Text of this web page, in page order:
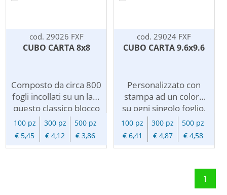
cod. 29026 FXF
CUBO CARTA 8x8
Composto da circa 800
fogli incollati su un lato
questo classico blocco
appunti. Carta bianca
usomano da gr.80 con
fogli incollati su un
100 pz 300 pz
500 pz
€ 5,45
€ 4,12 € 3,86
cod. 29024 FXF
CUBO CARTA 9.6x9.6
Personalizzato con
stampa ad un colore
su ogni singolo foglio,
questo blocco appunti
e' composto da circa
950 fogli in carta
gr.80 incollati su un
lato. Indispensabile in
100 pz 300 pz
500 pz
€ 6,41
€ 4,87 € 4,58
1